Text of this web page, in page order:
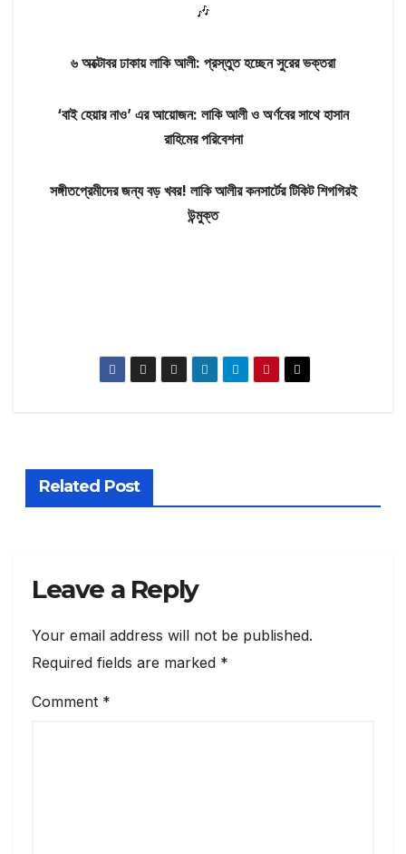
🎶
৬ অক্টোবর ঢাকায় লাকি আলী: প্রস্তুত হচ্ছেন সুরের ভক্তরা
‘বাই হেয়ার নাও’ এর আয়োজন: লাকি আলী ও অর্ণবের সাথে হাসান
রাহিমের পরিবেশনা
সঙ্গীতপ্রেমীদের জন্য বড় খবর! লাকি আলীর কনসার্টের টিকিট শিগগিরই
উন্মুক্ত
Related Post
Leave a Reply
Your email address will not be published.
Required fields are marked *
Comment *